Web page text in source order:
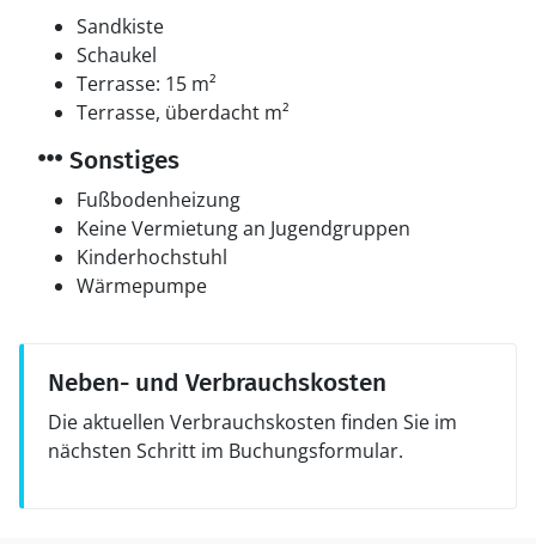
Sandkiste
Schaukel
Terrasse: 15 m²
Terrasse, überdacht m²
Sonstiges
Fußbodenheizung
Keine Vermietung an Jugendgruppen
Kinderhochstuhl
Wärmepumpe
Neben- und Verbrauchskosten
Die aktuellen Verbrauchskosten finden Sie im
nächsten Schritt im Buchungsformular.